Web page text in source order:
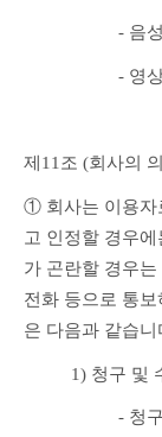
- 음
- 영
제11조 (회사의
① 회사는 이용자
고 인정할 경우
가 곤란할 경우
전화 등으로 통
은 다음과 같습니
1) 청구 및
- 청